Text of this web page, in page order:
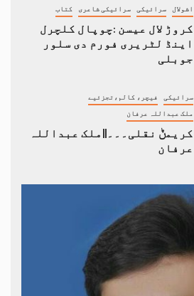
اشولال سرائیکی سرائیکی شاعری کتاب
کروڑ لال عیسن :چوپال کلچرل
اینڈ لٹریری فورم دی سلور
جوبلی
سرائیکی فیچر، کالم،تجزئیے
ملک عبداللہ عرفان
کریمݨ نقلی۔۔۔||ملک عبداللہ
عرفان